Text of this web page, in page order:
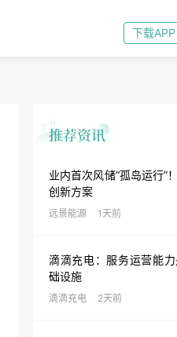
下载APP
业内首次风储“孤岛运行”
创新方案
远景能源 1天前
滴滴充电：服务运营能
础设施
滴滴充电 2天前